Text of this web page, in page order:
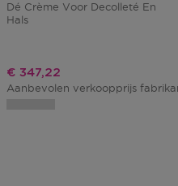
Dé Crème Voor Decolleté En
Hals
Kortingsprijs
€ 347,22
Aanbevolen verkoopprijs